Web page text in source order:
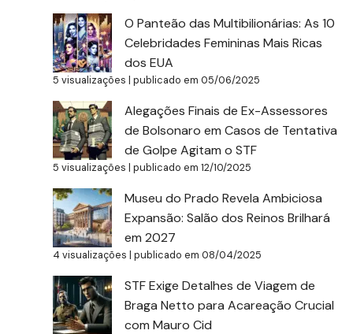
O Panteão das Multibilionárias: As 10
Celebridades Femininas Mais Ricas
dos EUA
5 visualizações |publicado em 05/06/2025
Alegações Finais de Ex-Assessores
de Bolsonaro em Casos de Tentativa
de Golpe Agitam o STF
5 visualizações |publicado em 12/10/2025
Museu do Prado Revela Ambiciosa
Expansão: Salão dos Reinos Brilhará
em 2027
4 visualizações |publicado em 08/04/2025
STF Exige Detalhes de Viagem de
Braga Netto para Acareação Crucial
com Mauro Cid